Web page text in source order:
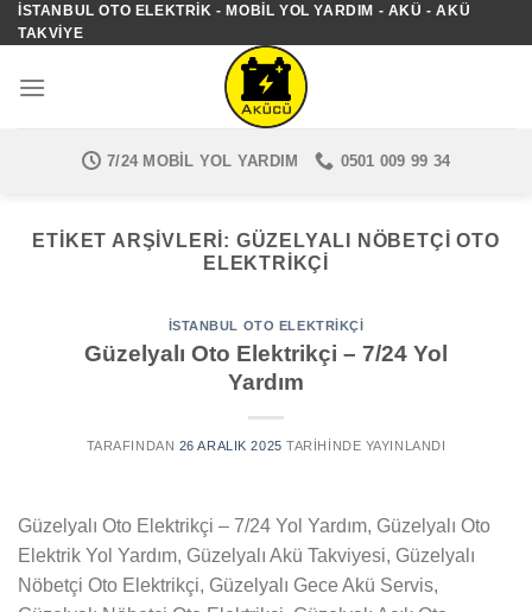
İçeriğe
atla
İSTANBUL OTO ELEKTRIK - MOBIL YOL YARDIM - AKÜ - AKÜ
TAKVIYE
7/24 MOBIL YOL YARDIM 0501 009 99 34
ETIKET ARŞIVLERI: GÜZELYALI NÖBETÇI OTO
ELEKTRIKÇI
İSTANBUL OTO ELEKTRIKÇI
Güzelyalı Oto Elektrikçi – 7/24 Yol
Yardım
TARAFINDAN 26 ARALIK 2025 TARIHINDE YAYINLANDI
Güzelyalı Oto Elektrikçi – 7/24 Yol Yardım, Güzelyalı Oto
Elektrik Yol Yardım, Güzelyalı Akü Takviyesi, Güzelyalı
Nöbetçi Oto Elektrikçi, Güzelyalı Gece Akü Servis,